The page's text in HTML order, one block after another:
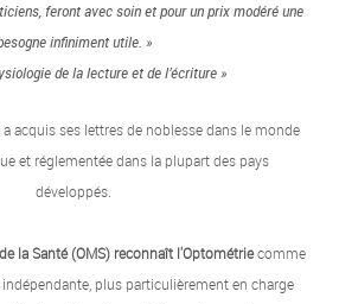
feront avec soin et pour un prix modéré une
infiniment utile. »
de la lecture et de l’écriture »
acquis ses lettres de noblesse dans le monde
et réglementée dans la plupart des pays
développés.
la Santé (OMS) reconnaît l'Optométriecomme
plus particulièrement en charge